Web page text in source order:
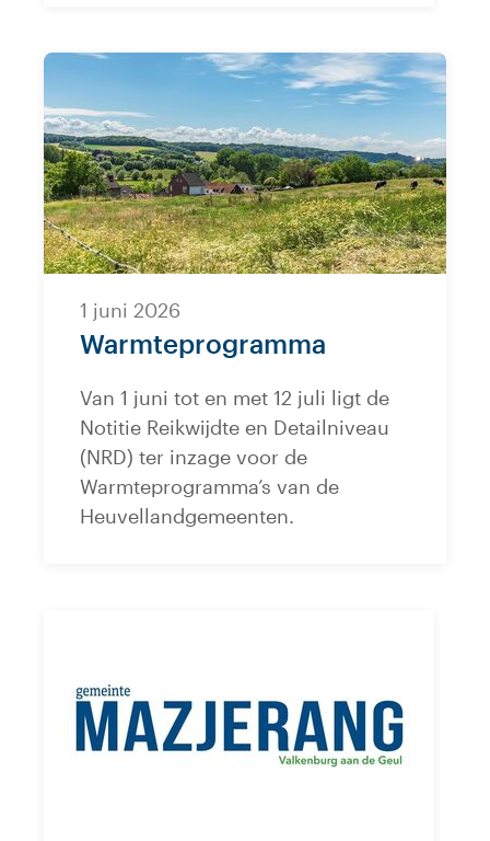
Warmteprogramma
1 juni 2026
Van 1 juni tot en met 12 juli ligt de
Notitie Reikwijdte en Detailniveau
(NRD) ter inzage voor de
Warmteprogramma’s van de
Heuvellandgemeenten.